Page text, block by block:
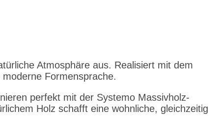
Atmosphäre aus. Realisiert mit dem
Formensprache.
perfekt mit der Systemo Massivholz-
Holz schafft eine wohnliche, gleichzeitig